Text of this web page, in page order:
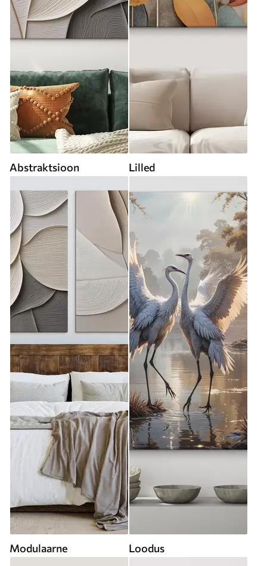
Abstraktsioon Lilled
Modulaarne Loodus